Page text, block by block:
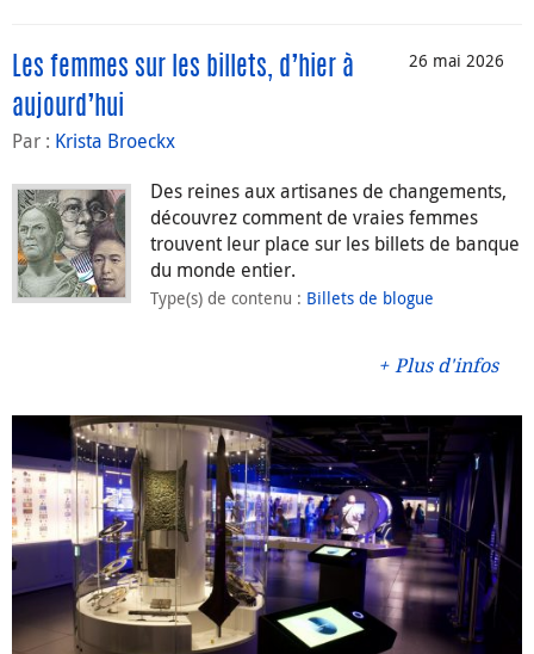
26 mai 2026
Les femmes sur les billets, d’hier à
aujourd’hui
Par : Krista Broeckx
Des reines aux artisanes de changements,
découvrez comment de vraies femmes
trouvent leur place sur les billets de banque
du monde entier.
Type(s) de contenu : Billets de blogue
Plus d'infos